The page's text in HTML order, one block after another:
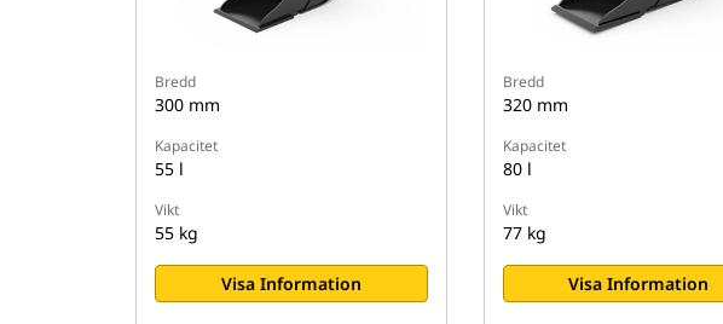
Bredd
300 mm
Kapacitet
55 l
Vikt
55 kg
Visa Information
Bredd
320 mm
Kapacitet
80 l
Vikt
77 kg
Visa Information